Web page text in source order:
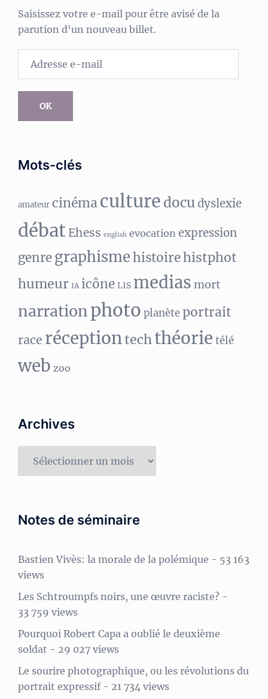
Saisissez votre e-mail pour être avisé de la
parution d‘un nouveau billet.
OK
Mots-clés
amateur cinémaculture docudyslexie
débat Ehess english evocation expression
genregraphismehistoirehistphot
humeur IA icône LIS medias mort
narrationphoto planèteportrait
race réceptiontechthéorie télé
web zoo
Archives
Archives
Notes de séminaire
Bastien Vivès: la morale de la polémique - 53 163
views
Les Schtroumpfs noirs, une œuvre raciste? -
33 759 views
Pourquoi Robert Capa a oublié le deuxième
soldat - 29 027 views
Le sourire photographique, ou les révolutions du
portrait expressif- 21 734 views